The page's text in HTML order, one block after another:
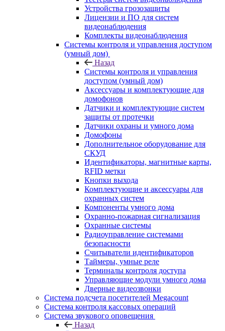
Устройства грозозащиты
Лицензии и ПО для систем
видеонаблюдения
Комплекты видеонаблюдения
Системы контроля и управления доступом
(умный дом)
Назад
Системы контроля и управления
доступом (умный дом)
Аксессуары и комплектующие для
домофонов
Датчики и комплектующие систем
защиты от протечки
Датчики охраны и умного дома
Домофоны
Дополнительное оборудование для
СКУД
Идентификаторы, магнитные карты,
RFID метки
Кнопки выхода
Комплектующие и аксессуары для
охранных систем
Компоненты умного дома
Охранно-пожарная сигнализация
Охранные системы
Радиоуправление системами
безопасности
Считыватели идентификаторов
Таймеры, умные реле
Терминалы контроля доступа
Управляющие модули умного дома
Дверные видеозвонки
Система подсчета посетителей Megacount
Система контроля кассовых операций
Система звукового оповещения
Назад